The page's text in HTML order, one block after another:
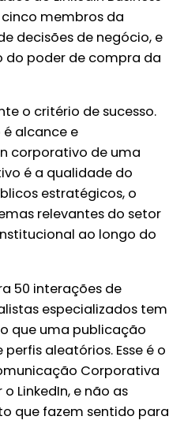
membros da
decisões de negócio, e
do poder de compra da
o critério de sucesso.
alcance e
corporativo de uma
é a qualidade do
estratégicos, o
relevantes do setor
ao longo do
50 interações de
especializados tem
que uma publicação
aleatórios. Esse é o
Corporativa
LinkedIn, e não as
que fazem sentido para